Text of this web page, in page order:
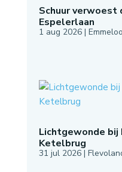
Schuur verwoest
Espelerlaan
1 aug 2026|
Lichtgewonde
Ketelbrug
31 jul 2026|